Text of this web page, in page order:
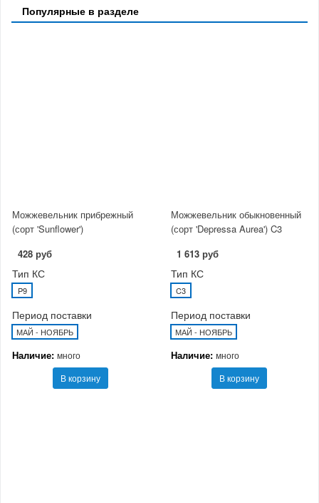
Популярные в разделе
Можжевельник прибрежный
(сорт 'Sunflower')
428 руб
Тип КС
P9
Период поставки
МАЙ - НОЯБРЬ
Наличие: много
В корзину
Можжевельник обыкновенный
(сорт 'Depressa Aurea') C3
1 613 руб
Тип КС
C3
Период поставки
МАЙ - НОЯБРЬ
Наличие: много
В корзину